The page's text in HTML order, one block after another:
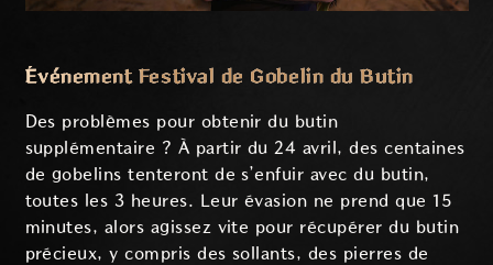
Événement Festival de Gobelin du Butin
Des problèmes pour obtenir du butin
supplémentaire ? À partir du 24 avril, des centaines
de gobelins tenteront de s’enfuir avec du butin,
toutes les 3 heures. Leur évasion ne prend que 15
minutes, alors agissez vite pour récupérer du butin
précieux, y compris des sollants, des pierres de